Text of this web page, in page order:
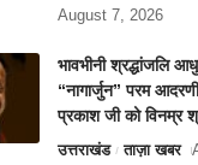
August 7, 2026
भावभीनी श्रद्धांजलि
“नागार्जुन” परम
प्रकाश जी को विनम्र
उत्तराखंड ताज़ा खबर